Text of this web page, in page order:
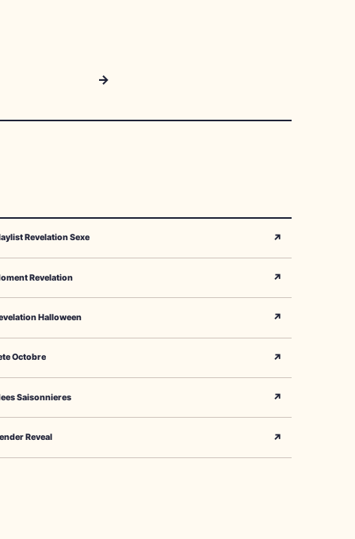
→
Revelation Sexe ↗
Revelation ↗
Halloween ↗
Octobre ↗
Saisonnieres ↗
Reveal ↗